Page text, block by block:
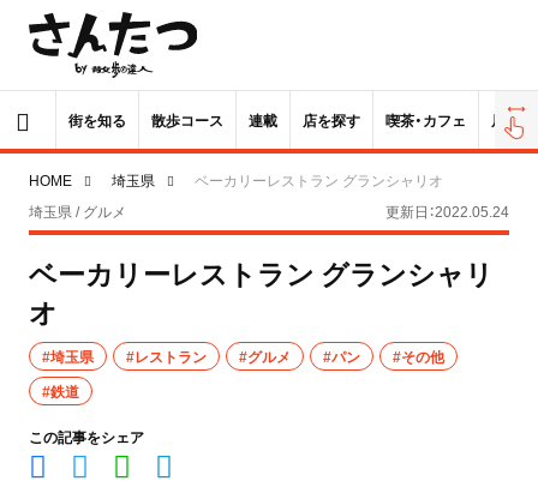
街を知る 散歩コース 連載 店を探す 喫茶・カフェ 居酒屋
HOME 埼玉県
ベーカリーレストラン グランシャリオ
埼玉県 / グルメ
更新日：2022.05.24
ベーカリーレストラン グランシャリ
オ
#埼玉県 #レストラン #グルメ #パン
#その他
#鉄道
この記事をシェア